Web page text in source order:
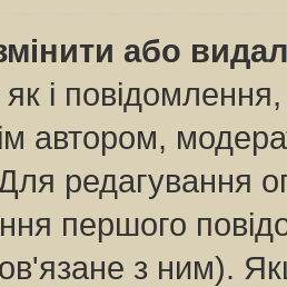
або
і
автором,
редагування
першого
з ним).